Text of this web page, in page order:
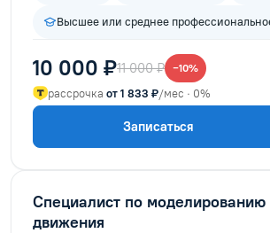
Высшее или среднее
10 000 ₽11 000 ₽ −10%
рассрочка от 1 833 ₽/мес · 0%
Записаться
Специалист по
движения